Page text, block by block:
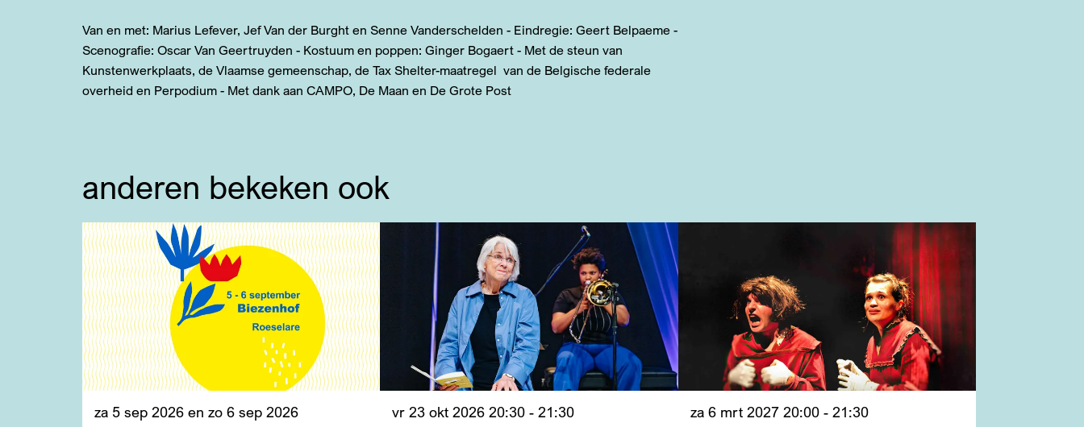
Van en met: Marius Lefever, Jef Van der Burght en Senne Vanderschelden - Eindregie: Geert Belpaeme -
Scenografie: Oscar Van Geertruyden - Kostuum en poppen: Ginger Bogaert - Met de steun van
Kunstenwerkplaats, de Vlaamse gemeenschap, de Tax Shelter-maatregel van de Belgische federale
overheid en Perpodium - Met dank aan CAMPO, De Maan en De Grote Post
anderen bekeken ook
za 5 sep 2026 en zo 6 sep 2026 vr 23 okt 202620:30 - 21:30 za 6 mrt 2027 20:00 - 21:30